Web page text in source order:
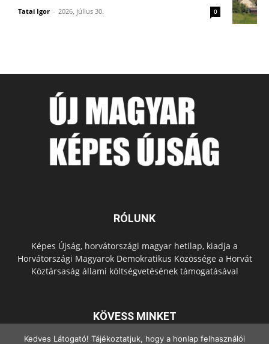
Tatai Igor - 2026, július 30. 0
RÓLUNK
Képes Újság, horvátországi magyar hetilap, kiadja a
Horvátországi Magyarok Demokratikus Közössége a Horvát
Köztársaság állami költségvetésének támogatásával
KÖVESS MINKET
Kedves Látogató! Tájékoztatjuk, hogy a honlap felhasználói